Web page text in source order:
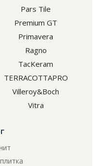
Pars Tile
Premium GT
Primavera
Ragno
TacKeram
TERRACOTTAPRO
Villeroy&Boch
Vitra